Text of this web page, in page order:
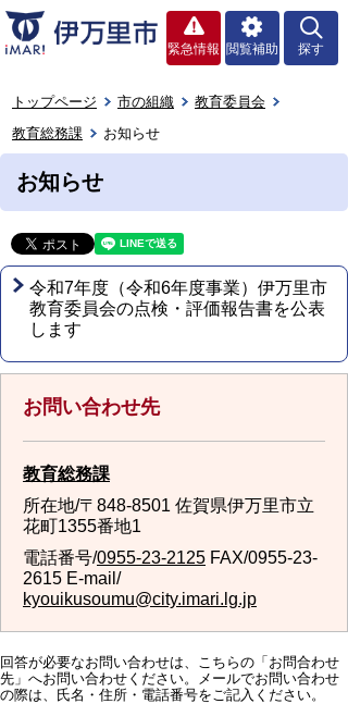
緊急情報 閲覧補助 探す
トップページ 市の組織
教育委員会
教育総務課
お知らせ
お知らせ
令和7年度（令和6年度事業）伊万里市
教育委員会の点検・評価報告書を公表
します
お問い合わせ先
教育総務課
所在地/〒848-8501 佐賀県伊万里市立
花町1355番地1
電話番号/0955-23-2125 FAX/0955-23-
2615 E-mail/
kyouikusoumu@city.imari.lg.jp
回答が必要なお問い合わせは、こちらの「お問合わせ
先」へお問い合わせください。メールでお問い合わせ
の際は、氏名・住所・電話番号をご記入ください。